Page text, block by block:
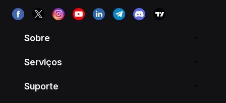
Sobre
Serviços
Suporte